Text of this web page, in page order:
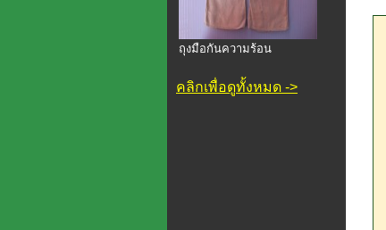
ถุงมือกันความร้อน
คลิกเพื่อดูทั้งหมด ->